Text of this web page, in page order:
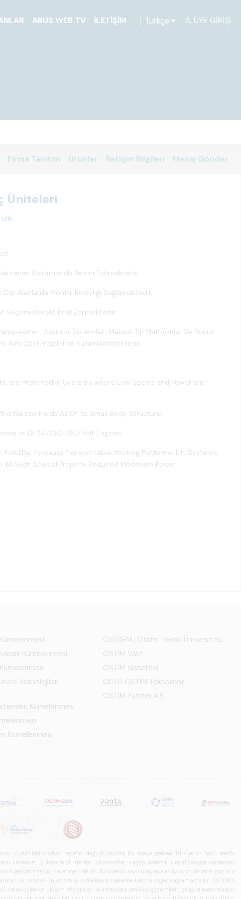
ARUS WEB TV İLETIŞIM Türkçe ÜYE GIRIŞI
Firma Tanıtım Ürünler İletişim Bilgileri Mesaj Gönder
Üniteleri
Sistemlerde Tercih Edilmektedir.
Dar Alanlarda Montaj Kolaylığı Sağlamaktadır.
Seçenekleriyle İmal Edilmektedir.
, Asansör Sistemleri, Makaslı Tip Platformlar Ve Bunun
Tüm Özel Projelerde Kullanılabilmektedir.
are Preferred in Systems where Low Speed and Power are
Narrow Fields As Of its Small Body Structure.
of 12-24-220-380 Volt Engines.
Forklifts, Hydraulic Transportable Working Platforms, Lift Systems,
All Such Special Projects Required Moderate Power.
Kümelenmesi
Teknolojileri
Kümelenmesi
Kümelenmesi
OTÜSEM | Ostim Teknik Üniversitesi
OSTİM Vakfı
OSTİM Gazetesi
ODTÜ OSTİM Teknokent
OSTİM Yatırım A.Ş.
kurumlarını ortak hedefler doğrultusunda bir araya getiren Türkiye'nin öncü sektör
sistemler, yüksek hızlı trenler, lokomotifler, vagon üretimi, sinyalizasyon sistemleri,
geliştirilmesini hedefleyen ARUS, Türkiye'nin raylı ulaşım sanayisinin rekabet gücünü
ve sanayi-üniversite iş birlikleriyle üyelerine katma değer sağlamaktadır. OSTİM'in
teknolojileri ve ulaşım altyapıları alanlarında yenilikçi çözümlerin geliştirilmesine katkı